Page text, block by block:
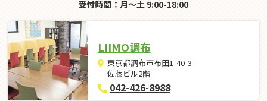
受付時間：月～土 9:00-18:00
LIIMO調布
東京都調布市布田1-40-3
佐藤ビル2階
042-426-8988